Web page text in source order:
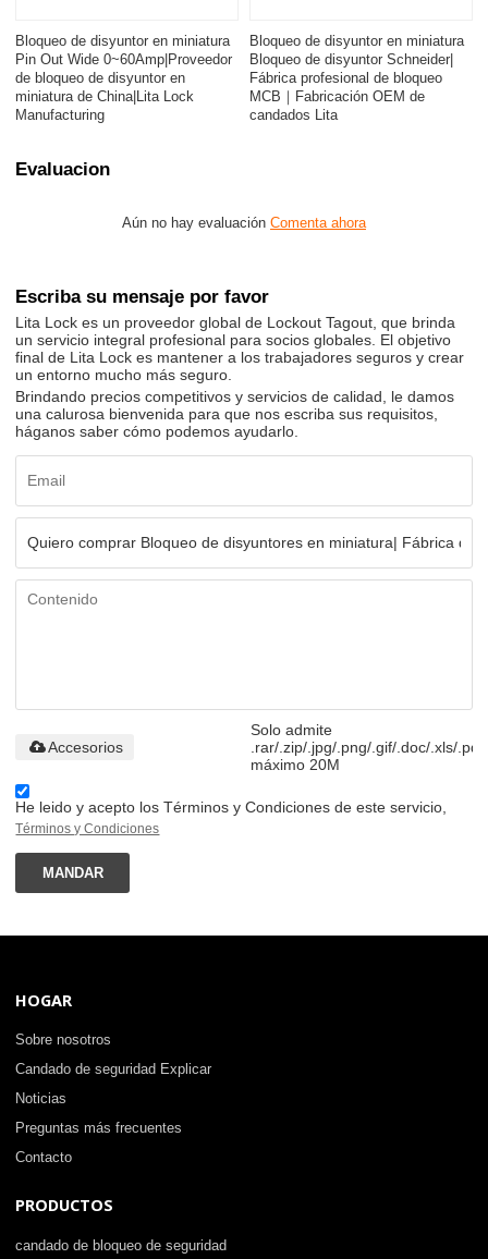
Bloqueo de disyuntor en miniatura
Pin Out Wide 0~60Amp|Proveedor
de bloqueo de disyuntor en
miniatura de China|Lita Lock
Manufacturing
Bloqueo de disyuntor en miniatura
Bloqueo de disyuntor Schneider|
Fábrica profesional de bloqueo
MCB｜Fabricación OEM de
candados Lita
Evaluacion
Aún no hay evaluación Comenta ahora
Escriba su mensaje por favor
Lita Lock es un proveedor global de Lockout Tagout, que brinda
un servicio integral profesional para socios globales. El objetivo
final de Lita Lock es mantener a los trabajadores seguros y crear
un entorno mucho más seguro.
Brindando precios competitivos y servicios de calidad, le damos
una calurosa bienvenida para que nos escriba sus requisitos,
háganos saber cómo podemos ayudarlo.
Solo admite
.rar/.zip/.jpg/.png/.gif/.doc/.xls/.pdf,
máximo 20M
Accesorios
He leido y acepto los Términos y Condiciones de este servicio,
Términos y Condiciones
MANDAR
HOGAR
Sobre nosotros
Candado de seguridad Explicar
Noticias
Preguntas más frecuentes
Contacto
PRODUCTOS
candado de bloqueo de seguridad